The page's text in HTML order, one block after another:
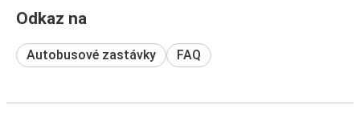
Odkaz na
Autobusové zastávky FAQ